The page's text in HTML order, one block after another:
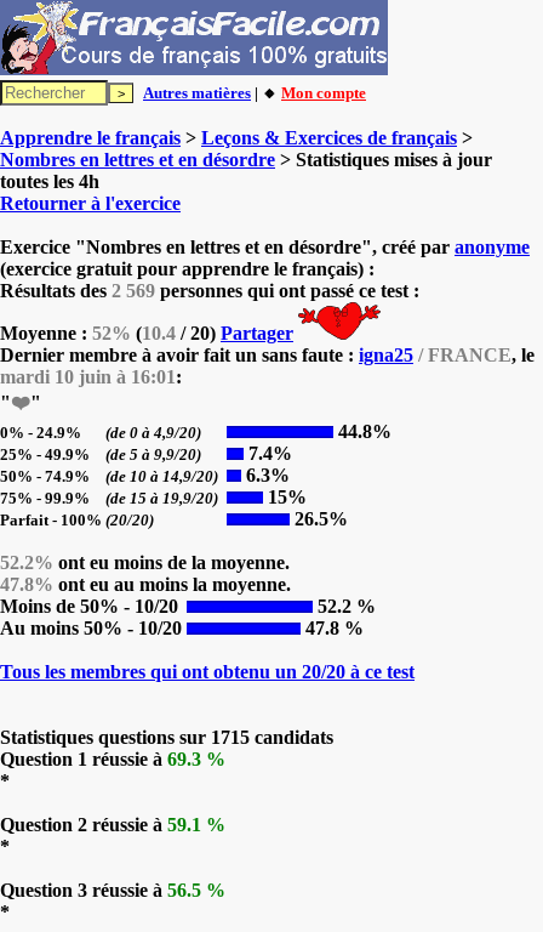
Autres matières | 🔸 Mon compte
Apprendre le français > Leçons & Exercices de français >
Nombres en lettres et en désordre > Statistiques mises à jour
toutes les 4h
Retourner à l'exercice
Exercice "Nombres en lettres et en désordre", créé par anonyme
(exercice gratuit pour apprendre le français) :
Résultats des 2 569 personnes qui ont passé ce test :
Moyenne : 52% (10.4 / 20) Partager
Dernier membre à avoir fait un sans faute : igna25 / FRANCE, le
mardi 10 juin à 16:01:
"❤️"
0% - 24.9% (de 0 à 4,9/20) 44.8%
25% - 49.9% (de 5 à 9,9/20) 7.4%
50% - 74.9% (de 10 à 14,9/20) 6.3%
75% - 99.9% (de 15 à 19,9/20) 15%
Parfait - 100% (20/20) 26.5%
52.2% ont eu moins de la moyenne.
47.8% ont eu au moins la moyenne.
Moins de 50% - 10/20
52.2 %
Au moins 50% - 10/20
47.8 %
Tous les membres qui ont obtenu un 20/20 à ce test
Statistiques questions sur 1715 candidats
Question 1 réussie à 69.3 %
*
Question 2 réussie à 59.1 %
*
Question 3 réussie à 56.5 %
*